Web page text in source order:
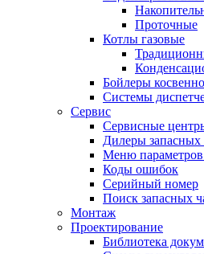
Проточные
Котлы газовые
Бойлеры
Системы
Сервис
Сервисные
Дилеры запасных
Меню параметров
Коды ошибок
Серийный номер
Поиск запасных
Монтаж
Проектирование
Библиотека